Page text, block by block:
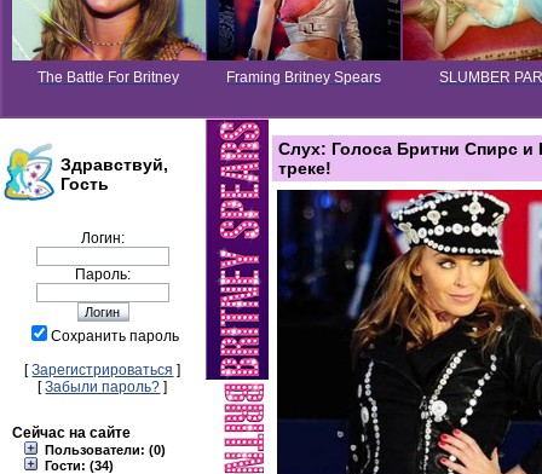
The Battle For Britney Framing Britney Spears SLUMBER
Здравствуй,
Гость
Логин:
Пароль:
Сохранить пароль
[Зарегистрироваться ]
[Забыли пароль? ]
Сейчас на сайте
Пользователи: (0)
Гости: (34)
Слух: Голоса Бритни Спирс и
треке!